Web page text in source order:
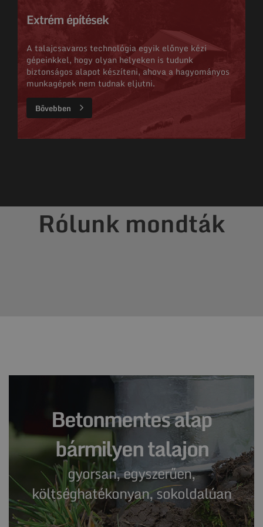
Extrém építések
A talajcsavaros technológia egyik előnye kézi
gépeinkkel, hogy olyan helyeken is tudunk
biztonságos alapot készíteni, ahova a hagyományos
munkagépek nem tudnak eljutni.
Bővebben
Rólunk mondták
Betonmentes alap
bármilyen talajon
gyorsan, egyszerűen,
költséghatékonyan, sokoldalúan